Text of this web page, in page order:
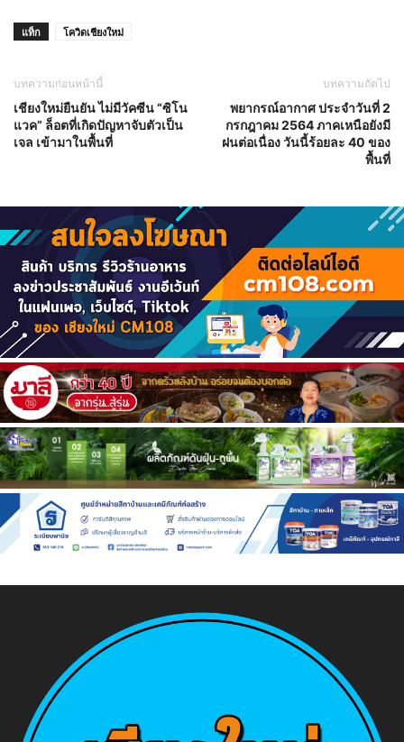
แท็ก โควิดเชียงใหม่
บทความก่อนหน้านี้
เชียงใหม่ยืนยัน ไม่มีวัคซีน “ซิโน
แวค” ล็อตที่เกิดปัญหาจับตัวเป็น
เจล เข้ามาในพื้นที่
บทความถัดไป
พยากรณ์อากาศ ประจำวันที่ 2
กรกฎาคม 2564 ภาคเหนือยังมี
ฝนต่อเนื่อง วันนี้ร้อยละ 40 ของ
พื้นที่